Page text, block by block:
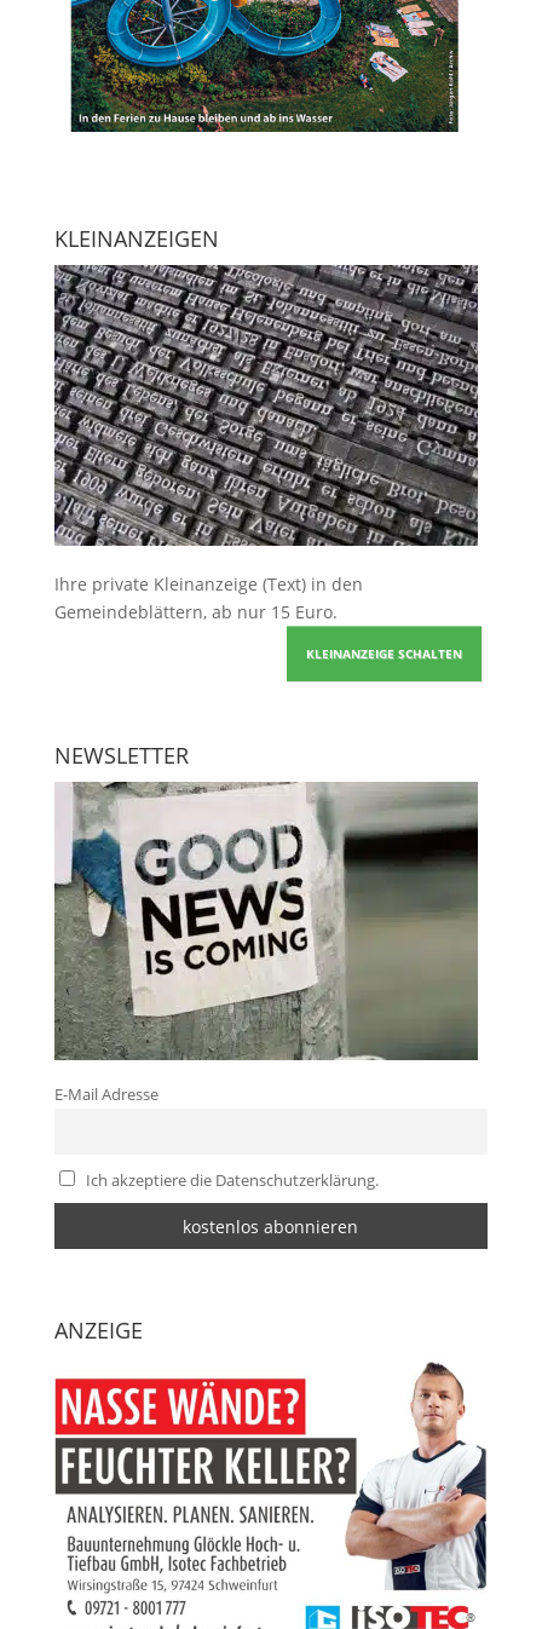
KLEINANZEIGEN
Ihre private Kleinanzeige (Text) in den
Gemeindeblättern, ab nur 15 Euro.
KLEINANZEIGE SCHALTEN
NEWSLETTER
E-Mail Adresse
Ich akzeptiere die Datenschutzerklärung.
ANZEIGE